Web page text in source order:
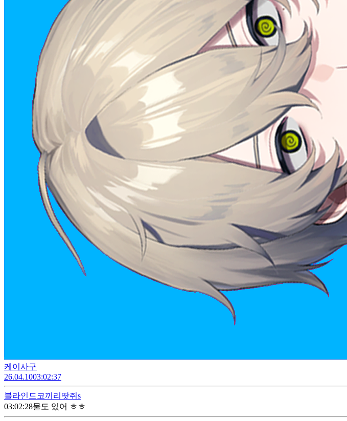
케이사구
26.04.1003:02:37
블라인드 코끼리땃쥐s
03:02:28물도 있어 ㅎㅎ